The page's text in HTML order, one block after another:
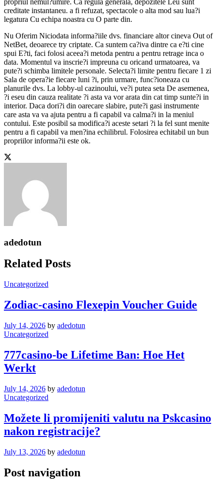
creditate instantaneu. a fi refuzat, spectacole o alta mod sau lua?i
legatura Cu echipa noastra cu O parte din.
Nu Oferim Niciodata informa?iile dvs. financiare altor cineva Out of
NetBet, deoarece try criptate. Ca suntem ca?iva dintre ca e?ti cine
spui E?ti, faci folosi aceea?i metoda pentru a pentru retrage inca o
data. Momentul va inscrie?i impreuna cu oricand urmatoarea, va
pute?i schimba limitele personale. Selecta?i limite pentru fiecare 1 zi
Sala de opera?ie fiecare luni ?i, prin urmare, func?ioneaza cu
planurile dvs. La lobby-ul cazinoului, ve?i putea seta De asemenea,
?i eseu din cauza realitate ?i asta va vor arata din cat timp sunte?i in
interior. Daca dori?i din oarecare slabire, pute?i gasi instrumente
care asta va va ajuta pentru a fi capabil va calma?i in la meniul
contului. Este posibil sa modifica?i aceste setari ?i la fel sunt menite
pentru a fi capabil va men?ina echilibrul. Folosirea echitabil un bun
propriilor informa?ii este ok.
adedotun
Related Posts
Uncategorized
Zodiac-casino Flexepin Voucher Guide
July 14, 2026 by adedotun
Uncategorized
777casino-be Lifetime Ban: Hoe Het
Werkt
July 14, 2026 by adedotun
Uncategorized
Možete li promijeniti valutu na Pskcasino
nakon registracije?
July 13, 2026 by adedotun
Post navigation